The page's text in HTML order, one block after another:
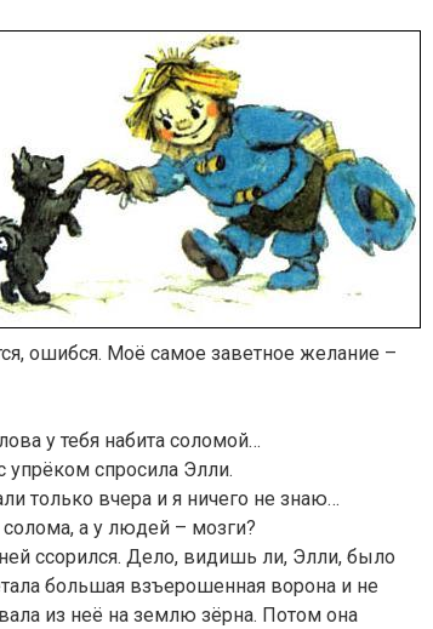
ошибся. Моё самое заветное желание –
у тебя набита соломой…
спросила Элли.
только вчера и я ничего не знаю…
а у людей – мозги?
ссорился. Дело, видишь ли, Элли, было
большая взъерошенная ворона и не
из неё на землю зёрна. Потом она